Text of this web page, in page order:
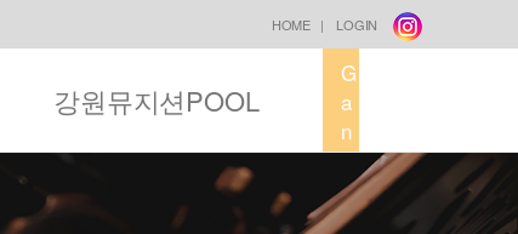
HOME | LOGIN
강원뮤지션POOL
G
a
n
g
w
o